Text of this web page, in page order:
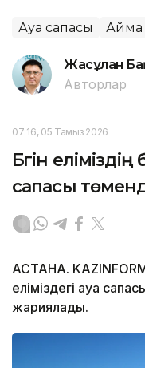
Ауа сапасы Аймақ
Жасұлан
Авторлар
07:16, 05 Тамыз 2026
Бүгін
сапасы
АСТАНА.
еліміздегі ауа
жариялады.